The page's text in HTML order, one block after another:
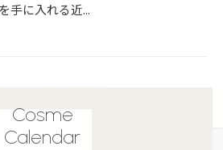
を手に入れる近...
Cosme
Calendar